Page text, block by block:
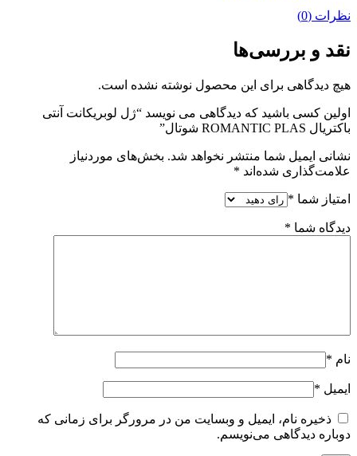
نظرات (0)
نقد و بررسی‌ها
هیچ دیدگاهی برای این محصول نوشته نشده است.
اولین کسی باشید که دیدگاهی می نویسد “ژل لوبریکانت آنتی
باکتریال ROMANTIC PLAS شوتال”
نشانی ایمیل شما منتشر نخواهد شد. بخش‌های موردنیاز
علامت‌گذاری شده‌اند *
امتیاز شما *
دیدگاه شما *
نام *
ایمیل *
ذخیره نام، ایمیل و وبسایت من در مرورگر برای زمانی که
دوباره دیدگاهی می‌نویسم.